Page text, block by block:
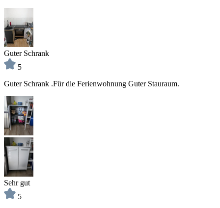
Guter Schrank
5
Guter Schrank .Für die Ferienwohnung Guter Stauraum.
Sehr gut
5